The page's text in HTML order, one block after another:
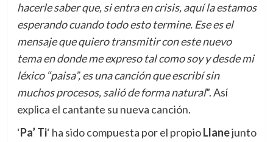
hacerle saber que, si entra en crisis, aquí la estamos
esperando cuando todo esto termine. Ese es el
mensaje que quiero transmitir con este nuevo
tema en donde me expreso tal como soy y desde mi
léxico “paisa”, es una canción que escribí sin
muchos procesos, salió de forma natural”. Así
explica el cantante su nueva canción.
‘Pa’ Ti‘ ha sido compuesta por el propioLlanejunto